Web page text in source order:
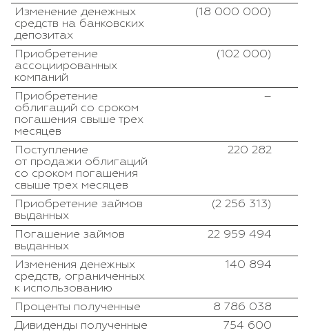
Изменение денежных
средств на банковских
депозитах
(18 000 000)
Приобретение
ассоциированных
компаний
(102 000)
Приобретение
облигаций со сроком
погашения свыше трех
месяцев
–
Поступление
от продажи облигаций
со сроком погашения
свыше трех месяцев
220 282
Приобретение займов
выданных
(2 256 313)
Погашение займов
выданных
22 959 494
Изменения денежных
средств, ограниченных
к использованию
140 894
Проценты полученные
8 786 038
Дивиденды полученные
754 600